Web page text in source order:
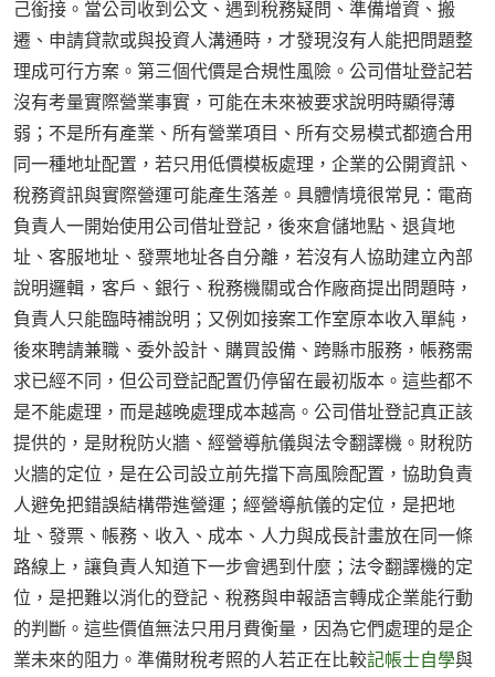
己銜接。當公司收到公文、遇到稅務疑問、準備增資、搬
遷、申請貸款或與投資人溝通時，才發現沒有人能把問題整
理成可行方案。第三個代價是合規性風險。公司借址登記若
沒有考量實際營業事實，可能在未來被要求說明時顯得薄
弱；不是所有產業、所有營業項目、所有交易模式都適合用
同一種地址配置，若只用低價模板處理，企業的公開資訊、
稅務資訊與實際營運可能產生落差。具體情境很常見：電商
負責人一開始使用公司借址登記，後來倉儲地點、退貨地
址、客服地址、發票地址各自分離，若沒有人協助建立內部
說明邏輯，客戶、銀行、稅務機關或合作廠商提出問題時，
負責人只能臨時補說明；又例如接案工作室原本收入單純，
後來聘請兼職、委外設計、購買設備、跨縣市服務，帳務需
求已經不同，但公司登記配置仍停留在最初版本。這些都不
是不能處理，而是越晚處理成本越高。公司借址登記真正該
提供的，是財稅防火牆、經營導航儀與法令翻譯機。財稅防
火牆的定位，是在公司設立前先擋下高風險配置，協助負責
人避免把錯誤結構帶進營運；經營導航儀的定位，是把地
址、發票、帳務、收入、成本、人力與成長計畫放在同一條
路線上，讓負責人知道下一步會遇到什麼；法令翻譯機的定
位，是把難以消化的登記、稅務與申報語言轉成企業能行動
的判斷。這些價值無法只用月費衡量，因為它們處理的是企
業未來的阻力。準備財稅考照的人若正在比較記帳士自學與